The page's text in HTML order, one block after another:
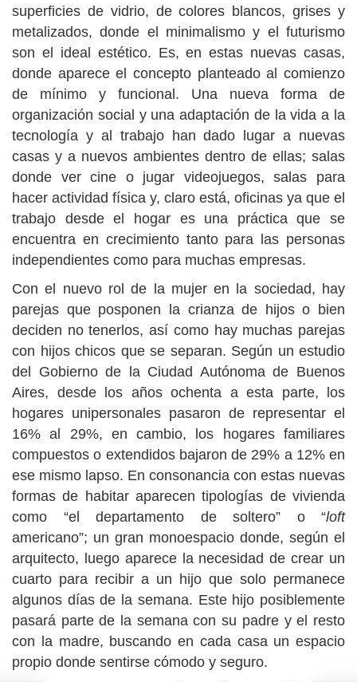
superficies de vidrio, de colores blancos, grises y
metalizados, donde el minimalismo y el futurismo
son el ideal estético. Es, en estas nuevas casas,
donde aparece el concepto planteado al comienzo
de mínimo y funcional. Una nueva forma de
organización social y una adaptación de la vida a la
tecnología y al trabajo han dado lugar a nuevas
casas y a nuevos ambientes dentro de ellas; salas
donde ver cine o jugar videojuegos, salas para
hacer actividad física y, claro está, oficinas ya que el
trabajo desde el hogar es una práctica que se
encuentra en crecimiento tanto para las personas
independientes como para muchas empresas.
Con el nuevo rol de la mujer en la sociedad, hay
parejas que posponen la crianza de hijos o bien
deciden no tenerlos, así como hay muchas parejas
con hijos chicos que se separan. Según un estudio
del Gobierno de la Ciudad Autónoma de Buenos
Aires, desde los años ochenta a esta parte, los
hogares unipersonales pasaron de representar el
16% al 29%, en cambio, los hogares familiares
compuestos o extendidos bajaron de 29% a 12% en
ese mismo lapso. En consonancia con estas nuevas
formas de habitar aparecen tipologías de vivienda
como “el departamento de soltero” o “loft
americano”; un gran monoespacio donde, según el
arquitecto, luego aparece la necesidad de crear un
cuarto para recibir a un hijo que solo permanece
algunos días de la semana. Este hijo posiblemente
pasará parte de la semana con su padre y el resto
con la madre, buscando en cada casa un espacio
propio donde sentirse cómodo y seguro.